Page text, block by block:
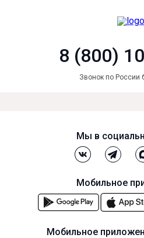
8 (800)
Звонок по России
Мы в
Мобильное
Мобильное